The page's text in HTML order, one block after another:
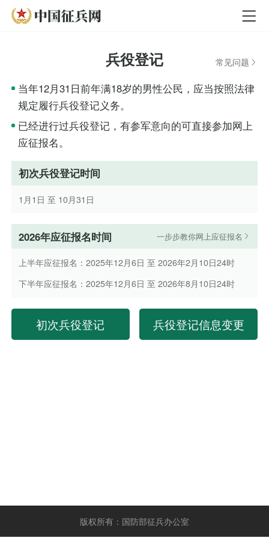
兵役登记 常见问题
当年12月31日前年满18岁的男性公民，应当按照法律
规定履行兵役登记义务。
已经进行过兵役登记，有参军意向的可直接参加网上
应征报名。
初次兵役登记时间
1月1日 至 10月31日
2026年应征报名时间 一步步教你网上应征报名
上半年应征报名：2025年12月6日 至 2026年2月10日24时
下半年应征报名：2025年12月6日 至 2026年8月10日24时
初次兵役登记 兵役登记信息变更
版权所有：国防部征兵办公室